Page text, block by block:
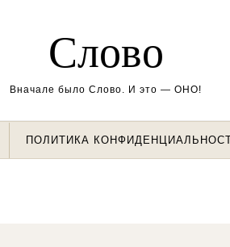
Слово
Вначале было Слово. И это — ОНО!
ПОЛИТИКА